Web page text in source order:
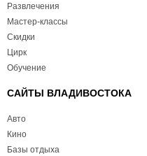
Развлечения
Мастер-классы
Скидки
Цирк
Обучение
САЙТЫ ВЛАДИВОСТОКА
Авто
Кино
Базы отдыха